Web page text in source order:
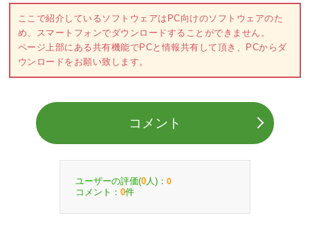
ここで紹介しているソフトウェアはPC向けのソフトウェアのた
め、スマートフォンでダウンロードすることができません。
ページ上部にある共有機能でPCと情報共有して頂き、PCからダ
ウンロードをお願い致します。
コメント
ユーザーの評価(0 人)： 0
コメント： 0件